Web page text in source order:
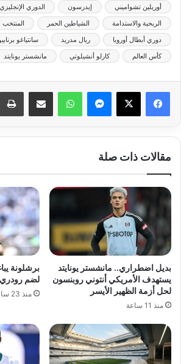
أوريلين تشواميني
إيدرسون
الدوري الإنجليزي
الربحية والاستدامة
الشياطين الحمر
دوري أبطال أوروبا
ريال مدريد سانتياغو
كأس العالم
كارلو أنشيلوتي مانشستر يونايتد
ماسنجر واتساب مشاركة عبر البريد
مقالات ذات صلة
بديل اضطراري.. مانشستر يونايتد
يستهدف الأمريكي أنتوني روبنسون
لحل أزمة الظهير الأيسر
منذ 11 ساعة
برشلونة
لضم رودري
منذ 23 ساعة